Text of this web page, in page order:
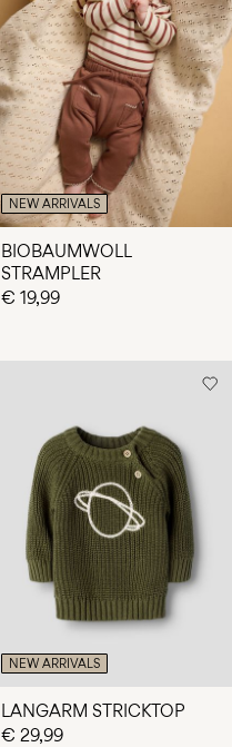
NEW ARRIVALS
BIOBAUMWOLL
STRAMPLER
€ 19,99
NEW ARRIVALS
LANGARM STRICKTOP
€ 29,99